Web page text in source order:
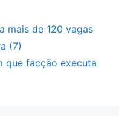
mais de 120 vagas
(7)
que facção executa